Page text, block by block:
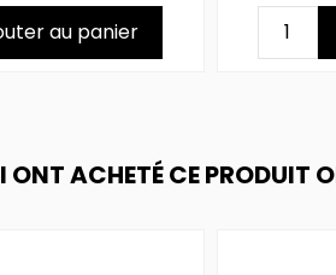
au panier
ONT ACHETÉ CE PRODUIT